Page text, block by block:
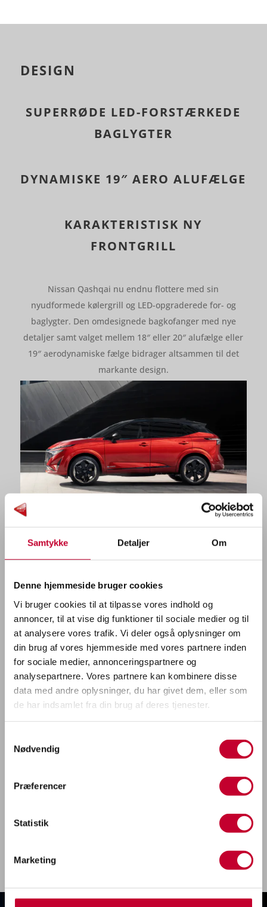
Samtykke Detaljer Om
Denne hjemmeside bruger cookies
Vi bruger cookies til at tilpasse vores indhold og
annoncer, til at vise dig funktioner til sociale medier og til
at analysere vores trafik. Vi deler også oplysninger om
din brug af vores hjemmeside med vores partnere inden
for sociale medier, annonceringspartnere og
analysepartnere. Vores partnere kan kombinere disse
data med andre oplysninger, du har givet dem, eller som
de har indsamlet fra din brug af deres tjenester.
Nødvendig
Præferencer
Statistik
Marketing
DESIGN
SUPERRØDE LED-FORSTÆRKEDE
BAGLYGTER
DYNAMISKE 19″ AERO ALUFÆLGE
KARAKTERISTISK NY
FRONTGRILL
Nissan Qashqai nu endnu flottere med sin
nyudformede kølergrill og LED-opgraderede for- og
baglygter. Den omdesignede bagkofanger med nye
detaljer samt valget mellem 18″ eller 20″ alufælge eller
19″ aerodynamiske fælge bidrager altsammen til det
markante design.
STEMNINGSLYS I FLERE FARVER
Med nye iøjnefaldende funktioner, får du masser af
elegance. Oplev blandt andet belysning i dørsiderne og
ved fodpladsen for en afslappet og komfortabel
kørselsoplevelse.